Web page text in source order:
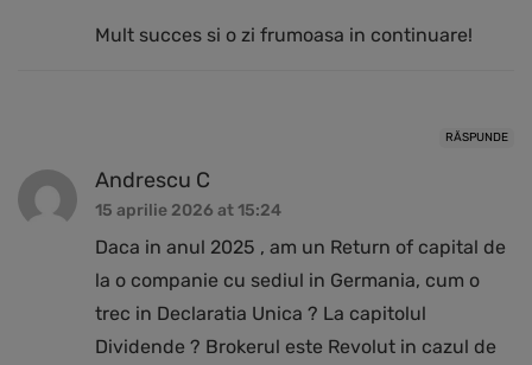
Mult succes si o zi frumoasa in continuare!
RĂSPUNDE
Andrescu C
15 aprilie 2026 at 15:24
Daca in anul 2025 , am un Return of capital de
la o companie cu sediul in Germania, cum o
trec in Declaratia Unica ? La capitolul
Dividende ? Brokerul este Revolut in cazul de